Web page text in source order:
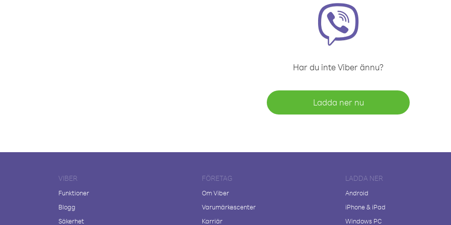
Har du inte Viber ännu?
Ladda ner nu
VIBER
Funktioner
Blogg
Säkerhet
FÖRETAG
Om Viber
Varumärkescenter
Karriär
LADDA NER
Android
iPhone & iPad
Windows PC